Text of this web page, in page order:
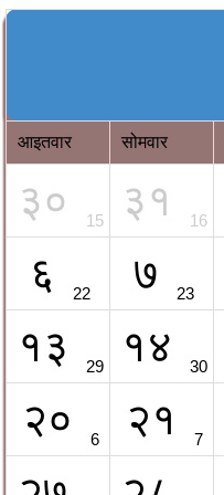
आइतवार सोमवार
३० 15 ३१ 16
६ 22 ७ 23
१३ 29 १४ 30
२० 6 २१ 7